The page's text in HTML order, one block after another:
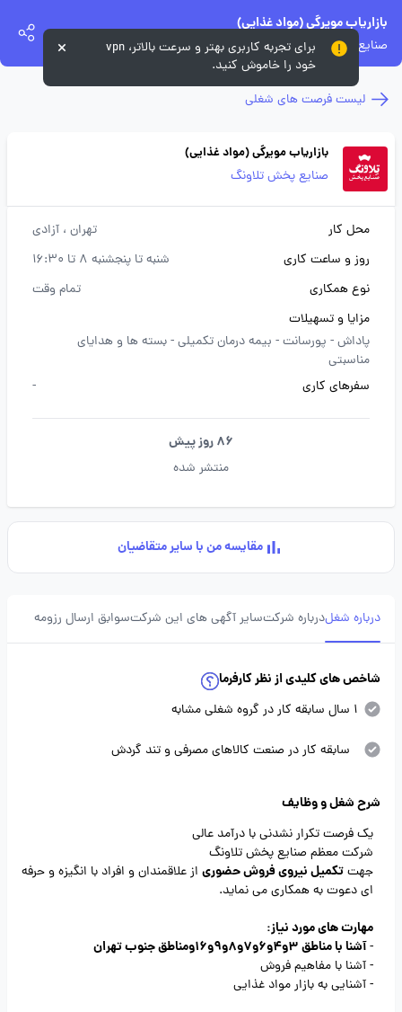
بازاریاب مویرگی (مواد غذایی)
صنایع پخش تلاونگ
لیست فرصت های شغلی
بازاریاب مویرگی (مواد غذایی)
صنایع پخش تلاونگ
محل کار تهران ، آزادی
روز و ساعت کاری
شنبه تا پنجشنبه 8 تا 16:30
نوع همکاری
تمام وقت
مزایا و تسهیلات
پاداش - پورسانت - بیمه درمان تکمیلی -بسته ها و هدایای
مناسبتی
سفرهای کاری
-
86 روز پیش
منتشر شده
مقایسه من با سایر متقاضیان
درباره شغلدرباره شرکتسایر آگهی های این شرکتسوابق ارسال رزومه
شاخص های کلیدی از نظر کارفرما
1 سال سابقه کار در گروه شغلی مشابه
سابقه کار در صنعت کالاهای مصرفی و تند گردش
شرح شغل و وظایف
یک فرصت تکرار نشدنی با درآمد عالی
شرکت معظم صنایع پخش تلاونگ
جهتتکمیل نیروی فروش حضوری از علاقمندان و افراد با انگیزه و حرفه
ای دعوت به همکاری می نماید.
مهارت های مورد نیاز:
-آشنا با مناطق 3و4و6و7و8و9و16ومناطق جنوب تهران
- آشنا با مفاهیم فروش
- آشنایی به بازار مواد غذایی
برای تجربه کاربری بهتر و سرعت بالاتر، vpn
خود را خاموش کنید.